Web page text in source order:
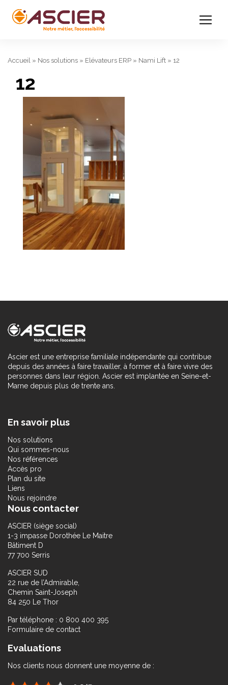
Accueil » Nos solutions » Elévateurs ERP » Nami Lift » 12
12
Ascier est une entreprise familiale indépendante qui contribue
depuis des années à faire travailler, à former et à faire vivre des
personnes dans leur région. Ascier est implantée en Seine-et-
Marne depuis plus de trente ans.
En savoir plus
Nos solutions
Qui sommes-nous
Nos références
Accès pro
Plan du site
Liens
Nous rejoindre
Nous contacter
ASCIER (siège social)
1-3 impasse Dorothée Le Maitre
Bâtiment D
77 700 Serris
ASCIER SUD
22 rue de l’Admirable,
Chemin Saint-Joseph
84 250 Le Thor
Par téléphone : 0 800 400 395
Formulaire de contact
Evaluations
Nos clients nous donnent une moyenne de :